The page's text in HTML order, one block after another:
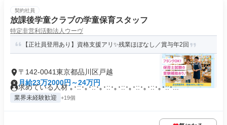
契約社員
放課後学童クラブの学童保育スタッフ
特定非営利活動法人ウーヴ
【正社員登用あり】資格支援アリ✨残業ほぼなし／賞与年2回
〒142-0041東京都品川区戸越
月給23万2000円～24万円
求めている人材 ｡･::･｡･::･｡･::･｡･::･｡･::･｡･::･｡･::･...
業界未経験歓迎 +19個